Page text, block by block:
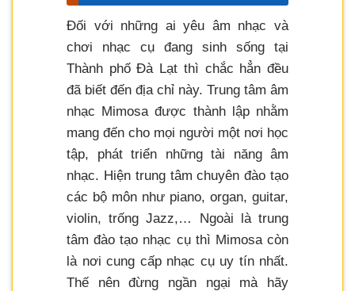
Đối với những ai yêu âm nhạc và
chơi nhạc cụ đang sinh sống tại
Thành phố Đà Lạt thì chắc hẳn đều
đã biết đến địa chỉ này. Trung tâm âm
nhạc Mimosa được thành lập nhằm
mang đến cho mọi người một nơi học
tập, phát triển những tài năng âm
nhạc. Hiện trung tâm chuyên đào tạo
các bộ môn như piano, organ, guitar,
violin, trống Jazz,… Ngoài là trung
tâm đào tạo nhạc cụ thì Mimosa còn
là nơi cung cấp nhạc cụ uy tín nhất.
Thế nên đừng ngần ngại mà hãy